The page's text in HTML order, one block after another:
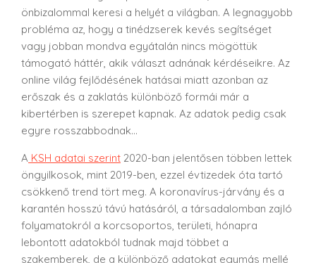
önbizalommal keresi a helyét a világban. A legnagyobb
probléma az, hogy a tinédzserek kevés segítséget
vagy jobban mondva egyátalán nincs mögöttük
támogató háttér, akik választ adnának kérdéseikre. Az
online világ fejlődésének hatásai miatt azonban az
erőszak és a zaklatás különböző formái már a
kibertérben is szerepet kapnak. Az adatok pedig csak
egyre rosszabbodnak…
A KSH adatai szerint 2020-ban jelentősen többen lettek
öngyilkosok, mint 2019-ben, ezzel évtizedek óta tartó
csökkenő trend tört meg. A koronavírus-járvány és a
karantén hosszú távú hatásáról, a társadalomban zajló
folyamatokról a korcsoportos, területi, hónapra
lebontott adatokból tudnak majd többet a
szakemberek, de a különböző adatokat egymás mellé